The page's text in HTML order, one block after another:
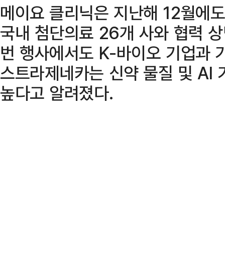
메이요 클리닉은 지난해 12월에
국내 첨단의료 26개 사와 협력
번 행사에서도 K-바이오 기업과
스트라제네카는 신약 물질 및 AI
높다고 알려졌다.